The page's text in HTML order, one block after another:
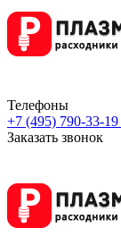
Телефоны
+7 (495) 790-33-19
Заказать звонок